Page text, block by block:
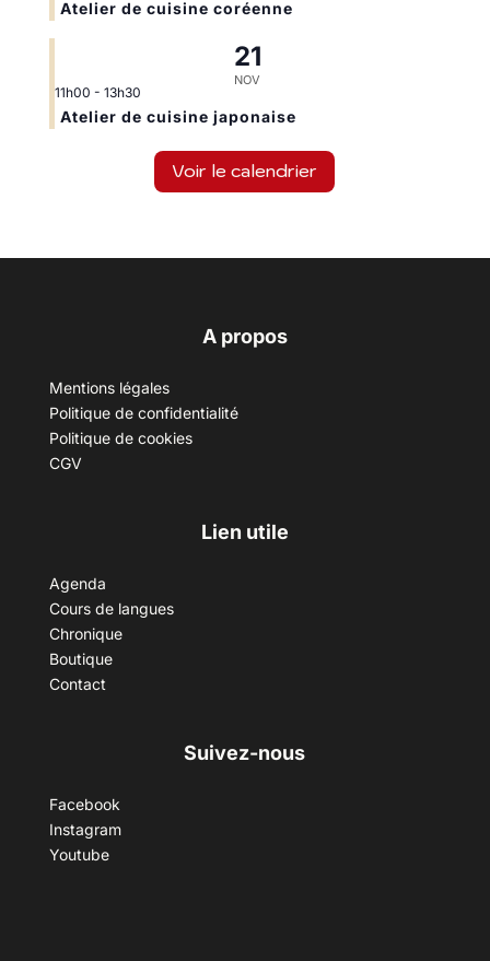
Atelier de cuisine coréenne
21
NOV
11h00 - 13h30
Atelier de cuisine japonaise
Voir le calendrier
A propos
Mentions légales
Politique de confidentialité
Politique de cookies
CGV
Lien utile
Agenda
Cours de langues
Chronique
Boutique
Contact
Suivez-nous
Facebook
Instagram
Youtube